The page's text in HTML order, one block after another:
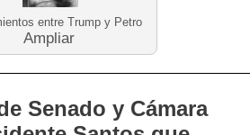
entre Trump y Petro
Ampliar
Senado y Cámara